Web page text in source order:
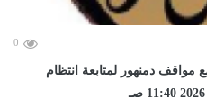
0
مواقف دمنهور لمتابعة انتظام